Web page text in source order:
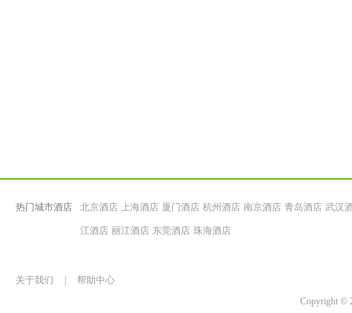
热门城市酒店 北京酒店 上海酒店 厦门酒店 杭州酒店 南京酒店 青岛酒店 武汉
江酒店 丽江酒店 东莞酒店 珠海酒店
关于我们
帮助中心
Copyright ©